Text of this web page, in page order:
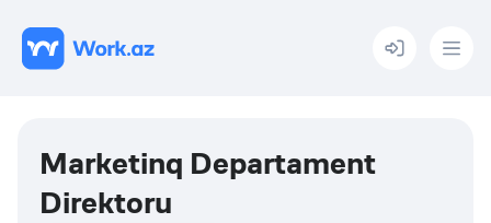
Menu
Marketinq Departament
Direktoru